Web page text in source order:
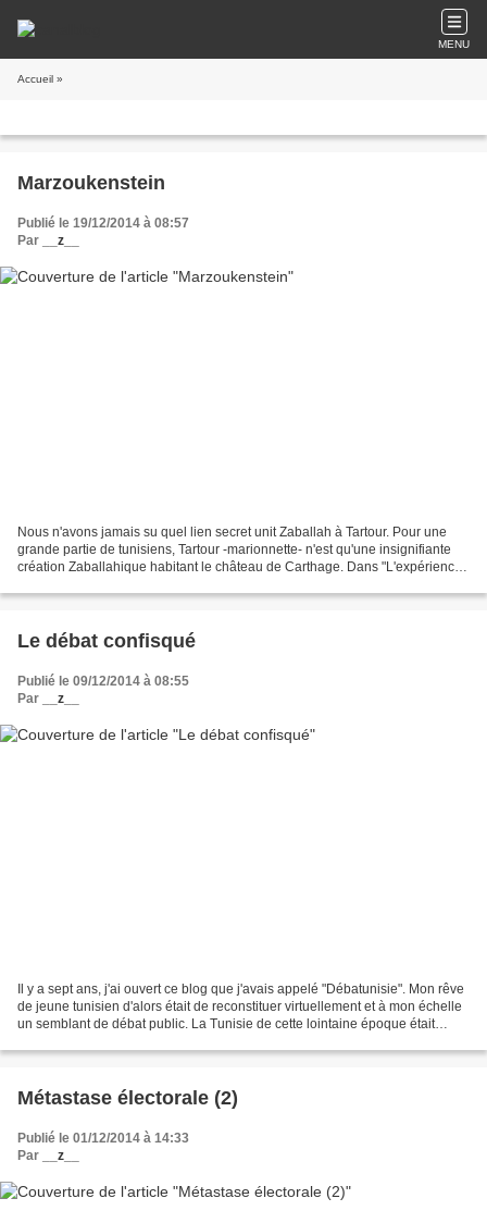
MENU
Accueil »
Marzoukenstein
Publié le 19/12/2014 à 08:57
Par
__z__
Nous n'avons jamais su quel lien secret unit Zaballah à Tartour. Pour une
grande partie de tunisiens, Tartour -marionnette- n'est qu'une insignifiante
création Zaballahique habitant le château de Carthage. Dans "L'expérience
Le débat confisqué
Publié le 09/12/2014 à 08:55
Par
__z__
Il y a sept ans, j'ai ouvert ce blog que j'avais appelé "Débatunisie". Mon rêve
de jeune tunisien d'alors était de reconstituer virtuellement et à mon échelle
un semblant de débat public. La Tunisie de cette lointaine époque était
Métastase électorale (2)
Publié le 01/12/2014 à 14:33
Par
__z__